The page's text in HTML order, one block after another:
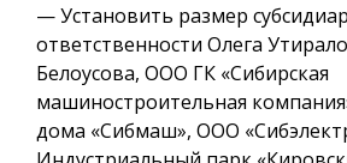
— Установить размер
ответственности Олега
Белоусова, ООО ГК «Сибирская
машиностроительная
дома «Сибмаш», ООО